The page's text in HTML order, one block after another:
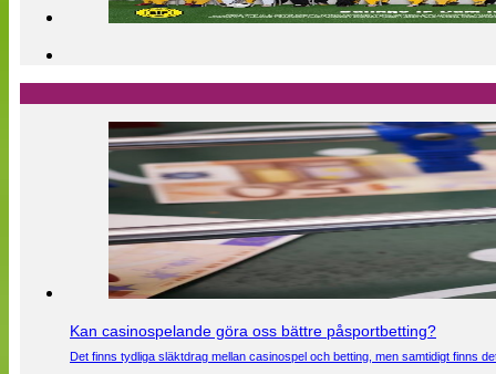
Kan casinospelande göra oss bättre påsportbetting?
Det finns tydliga släktdrag mellan casinospel och betting, men samtidigt finns